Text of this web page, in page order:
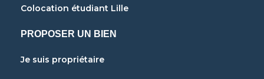
Colocation étudiant Lille
PROPOSER UN BIEN
Je suis propriétaire